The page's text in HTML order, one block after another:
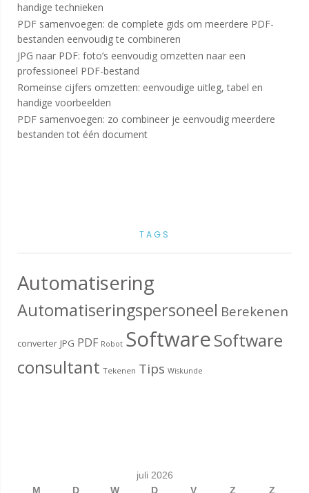
handige technieken
PDF samenvoegen: de complete gids om meerdere PDF-
bestanden eenvoudig te combineren
JPG naar PDF: foto’s eenvoudig omzetten naar een
professioneel PDF-bestand
Romeinse cijfers omzetten: eenvoudige uitleg, tabel en
handige voorbeelden
PDF samenvoegen: zo combineer je eenvoudig meerdere
bestanden tot één document
TAGS
Automatisering
Automatiseringspersoneel Berekenen
converter JPG PDF Robot SoftwareSoftware
consultant Tekenen Tips Wiskunde
juli 2026
M
D W D V Z Z